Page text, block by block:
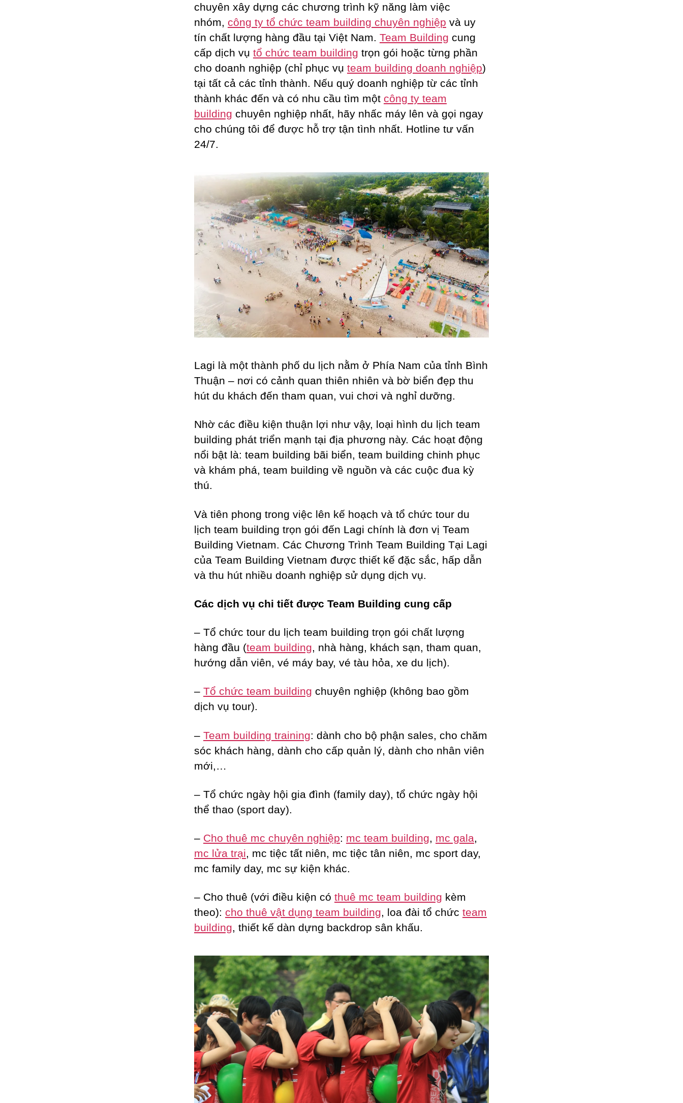
chuyên xây dựng các chương trình kỹ năng làm việc
nhóm, công ty tổ chức team building chuyên nghiệp và uy
tín chất lượng hàng đầu tại Việt Nam. Team Building cung
cấp dịch vụ tổ chức team building trọn gói hoặc từng phần
cho doanh nghiệp (chỉ phục vụ team building doanh nghiệp)
tại tất cả các tỉnh thành. Nếu quý doanh nghiệp từ các tỉnh
thành khác đến và có nhu cầu tìm một công ty team
building chuyên nghiệp nhất, hãy nhấc máy lên và gọi ngay
cho chúng tôi để được hỗ trợ tận tình nhất. Hotline tư vấn
24/7.
Lagi là một thành phố du lịch nằm ở Phía Nam của tỉnh Bình
Thuận – nơi có cảnh quan thiên nhiên và bờ biển đẹp thu
hút du khách đến tham quan, vui chơi và nghỉ dưỡng.
Nhờ các điều kiện thuận lợi như vậy, loại hình du lịch team
building phát triển mạnh tại địa phương này. Các hoạt động
nổi bật là: team building bãi biển, team building chinh phục
và khám phá, team building về nguồn và các cuộc đua kỳ
thú.
Và tiên phong trong việc lên kế hoạch và tổ chức tour du
lịch team building trọn gói đến Lagi chính là đơn vị Team
Building Vietnam. Các Chương Trình Team Building Tại Lagi
của Team Building Vietnam được thiết kế đặc sắc, hấp dẫn
và thu hút nhiều doanh nghiệp sử dụng dịch vụ.
Các dịch vụ chi tiết được Team Building cung cấp
– Tổ chức tour du lịch team building trọn gói chất lượng
hàng đầu (team building, nhà hàng, khách sạn, tham quan,
hướng dẫn viên, vé máy bay, vé tàu hỏa, xe du lịch).
– Tổ chức team building chuyên nghiệp (không bao gồm
dịch vụ tour).
– Team building training: dành cho bộ phận sales, cho chăm
sóc khách hàng, dành cho cấp quản lý, dành cho nhân viên
mới,…
– Tổ chức ngày hội gia đình (family day), tổ chức ngày hội
thể thao (sport day).
– Cho thuê mc chuyên nghiệp: mc team building, mc gala,
mc lửa trại, mc tiệc tất niên, mc tiệc tân niên, mc sport day,
mc family day, mc sự kiện khác.
– Cho thuê (với điều kiện có thuê mc team building kèm
theo): cho thuê vật dụng team building, loa đài tổ chức team
building, thiết kế dàn dựng backdrop sân khấu.